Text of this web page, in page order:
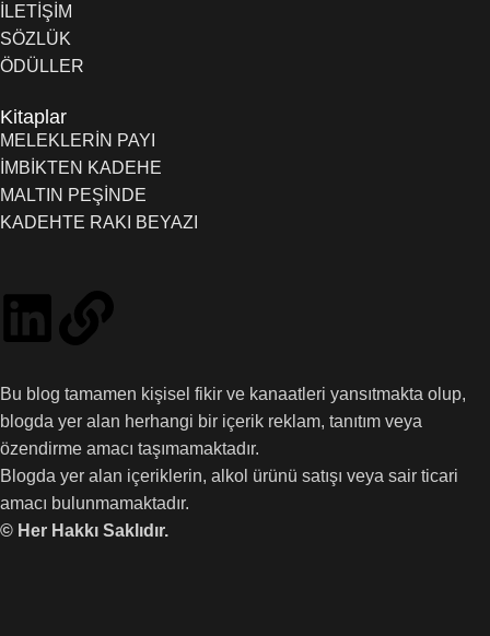
İLETİŞİM
SÖZLÜK
ÖDÜLLER
Kitaplar
MELEKLERİN PAYI
İMBİKTEN KADEHE
MALTIN PEŞİNDE
KADEHTE RAKI BEYAZI
Bu blog tamamen kişisel fikir ve kanaatleri yansıtmakta olup,
blogda yer alan herhangi bir içerik reklam, tanıtım veya
özendirme amacı taşımamaktadır.
Blogda yer alan içeriklerin, alkol ürünü satışı veya sair ticari
amacı bulunmamaktadır.
© Her Hakkı Saklıdır.